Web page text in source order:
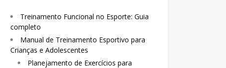
Treinamento Funcional no Esporte: Guia
completo
Manual de Treinamento Esportivo para
Crianças e Adolescentes
Planejamento de Exercícios para